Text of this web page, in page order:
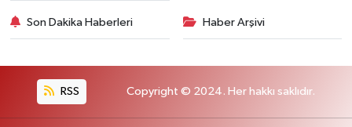
Son Dakika Haberleri Haber Arşivi
RSS Copyright © 2024. Her hakkı saklıdır.